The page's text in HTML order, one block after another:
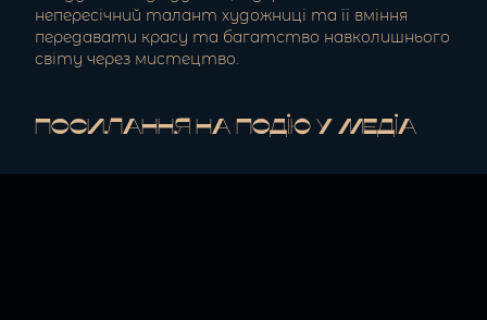
непересічний талант художниці та її вміння
передавати красу та багатство навколишнього
світу через мистецтво.
Посилання на подію у медіа